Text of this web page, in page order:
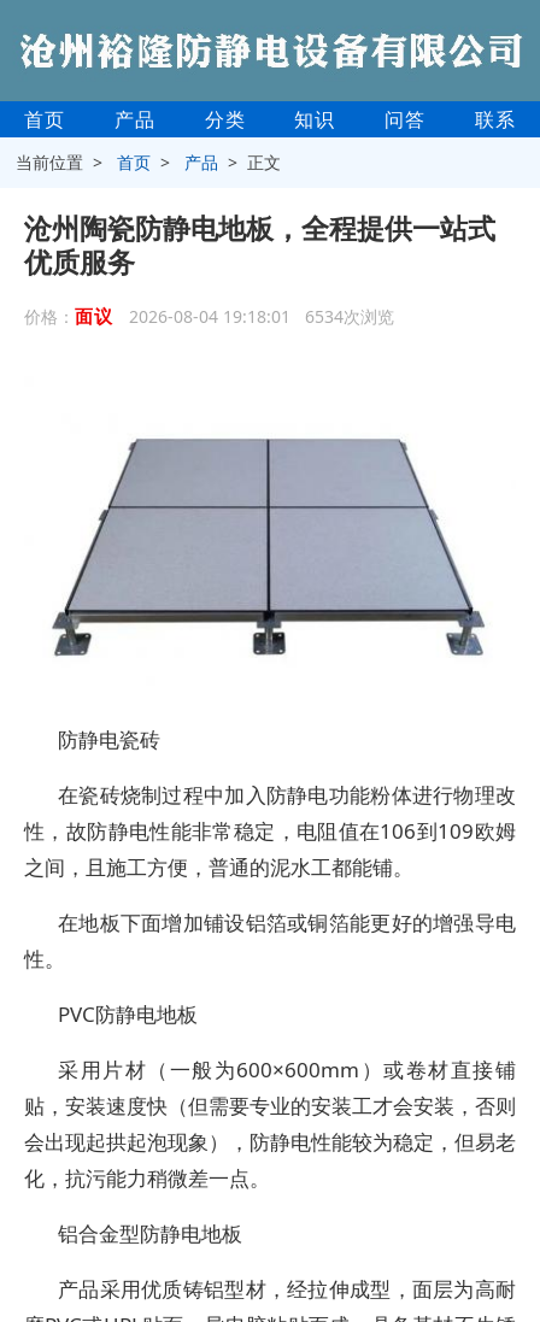
首页 产品 分类 知识 问答 联系
当前位置 >首页 > 产品 > 正文
沧州陶瓷防静电地板，全程提供一站式
优质服务
价格： 面议 2026-08-04 19:18:01 6534次浏览
防静电瓷砖
在瓷砖烧制过程中加入防静电功能粉体进行物理改
性，故防静电性能非常稳定，电阻值在106到109欧姆
之间，且施工方便，普通的泥水工都能铺。
在地板下面增加铺设铝箔或铜箔能更好的增强导电
性。
PVC防静电地板
采用片材（一般为600×600mm）或卷材直接铺
贴，安装速度快（但需要专业的安装工才会安装，否则
会出现起拱起泡现象），防静电性能较为稳定，但易老
化，抗污能力稍微差一点。
铝合金型防静电地板
产品采用优质铸铝型材，经拉伸成型，面层为高耐